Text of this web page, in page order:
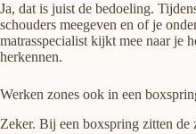
Ja, dat is juist de bedoeling.
schouders meegeven en of je
matrasspecialist kijkt mee naar je
herkennen.
Werken zones ook in een
Zeker. Bij een boxspring zitten de